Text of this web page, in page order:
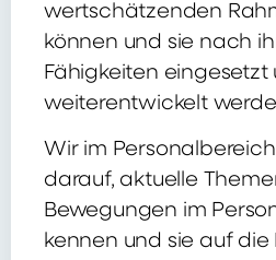
wertschätzenden
können und sie nach
Fähigkeiten eingesetzt
weiterentwickelt
Wir im
darauf, aktuelle
Bewegungen im
kennen und sie auf die